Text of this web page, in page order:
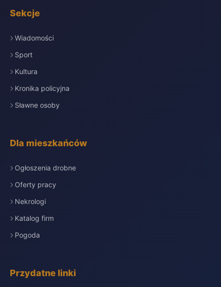
Sekcje
Wiadomości
Sport
Kultura
Kronika policyjna
Sławne osoby
Dla mieszkańców
Ogłoszenia drobne
Oferty pracy
Nekrologi
Katalog firm
Pogoda
Przydatne linki